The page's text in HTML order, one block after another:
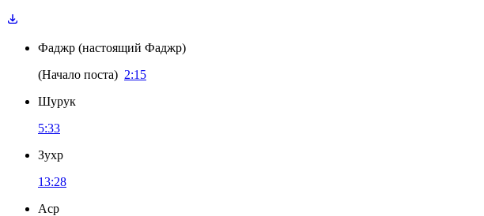
Фаджр (настоящий Фаджр)
(Начало поста) 2:15
Шурук
5:33
Зухр
13:28
Аср